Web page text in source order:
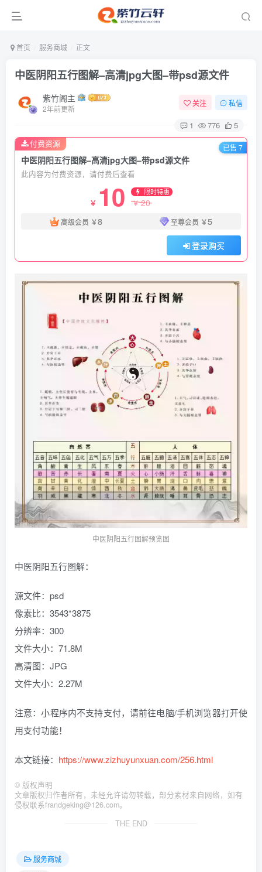
首页 服务商城 正文
中医阴阳五行图解–高清jpg大图–带psd源文件
紫竹阁主
2年前更新
关注 私信
1 776 5
中医阴阳五行图解–高清jpg大图–带psd源文件
此内容为付费资源，请付费后查看
￥ 10 限时特惠
￥20
高级会员 ￥8 至尊会员 ￥5
登录购买
付费资源 已售 7
中医阴阳五行图解预览图
中医阴阳五行图解：
源文件：psd
像素比：3543*3875
分辨率：300
文件大小：71.8M
高清图：JPG
文件大小：2.27M
注意：小程序内不支持支付，请前往电脑/手机浏览器打开使
用支付功能！
本文链接： https://www.zizhuyunxuan.com/256.html
© 版权声明
文章版权归作者所有，未经允许请勿转载，部分素材来自网络，如有
侵权联系frandgeking@126.com。
THE END
服务商城